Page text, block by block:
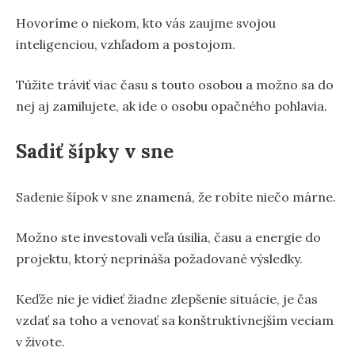
Hovoríme o niekom, kto vás zaujme svojou
inteligenciou, vzhľadom a postojom.
Túžite tráviť viac času s touto osobou a možno sa do
nej aj zamilujete, ak ide o osobu opačného pohlavia.
Sadiť šípky v sne
Sadenie šípok v sne znamená, že robíte niečo márne.
Možno ste investovali veľa úsilia, času a energie do
projektu, ktorý neprináša požadované výsledky.
Keďže nie je vidieť žiadne zlepšenie situácie, je čas
vzdať sa toho a venovať sa konštruktívnejším veciam
v živote.